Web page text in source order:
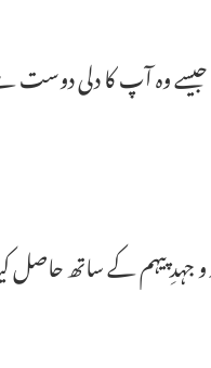
جیسے وہ آپ کا دلی دوست
پیہم کے ساتھ حاصل